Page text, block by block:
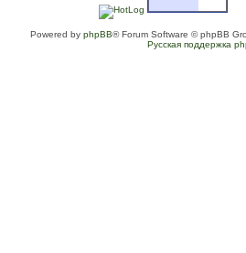
Powered by phpBB® Forum Software © phpBB
Русская поддержка